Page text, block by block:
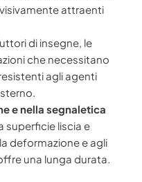
attraenti
di insegne, le
che necessitano
agli agenti
e nella segnaletica
superficie liscia e
deformazione e agli
una lunga durata.